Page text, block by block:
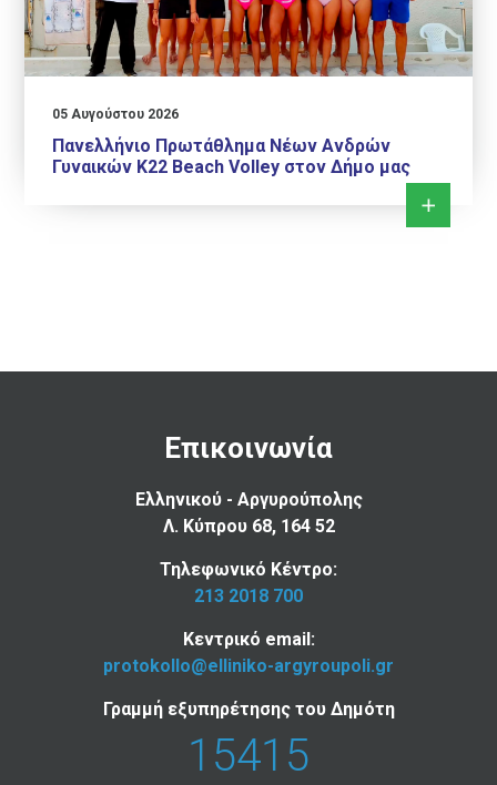
05 Αυγούστου 2026
Πανελλήνιο Πρωτάθλημα Νέων Ανδρών
Γυναικών Κ22 Beach Volley στον Δήμο μας
Επικοινωνία
Ελληνικού - Αργυρούπολης
Λ. Κύπρου 68, 164 52
Τηλεφωνικό Κέντρο:
213 2018 700
Κεντρικό email:
protokollo@elliniko-argyroupoli.gr
Γραμμή εξυπηρέτησης του Δημότη
15415